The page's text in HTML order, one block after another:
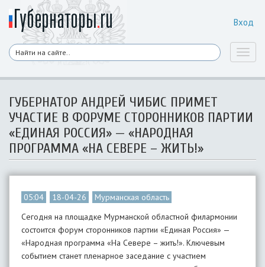
Вход
ГУБЕРНАТОР АНДРЕЙ ЧИБИС ПРИМЕТ
УЧАСТИЕ В ФОРУМЕ СТОРОННИКОВ ПАРТИИ
«ЕДИНАЯ РОССИЯ» — «НАРОДНАЯ
ПРОГРАММА «НА СЕВЕРЕ – ЖИТЬ!»
05:04 18-04-26
Мурманская область
Сегодня на площадке Мурманской областной филармонии
состоится форум сторонников партии «Единая Россия» —
«Народная программа «На Севере – жить!». Ключевым
событием станет пленарное заседание с участием